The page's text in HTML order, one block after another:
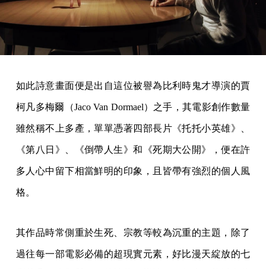
如此詩意畫面便是出自這位被譽為比利時鬼才導演的賈
柯凡多梅爾（Jaco Van Dormael）之手，其電影創作數量
雖然稱不上多產，單單憑著四部長片《托托小英雄》、
《第八日》、《倒帶人生》和《死期大公開》，便在許
多人心中留下相當鮮明的印象，且皆帶有強烈的個人風
格。
其作品時常側重於生死、宗教等較為沉重的主題，除了
過往每一部電影必備的超現實元素，好比漫天綻放的七